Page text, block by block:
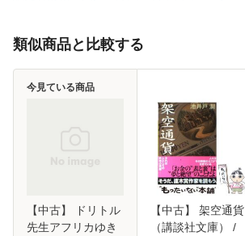
類似商品と比較する
【中古】 ドリトル
先生アフリカゆき
今見ている商品
【中古】 架空通貨
（講談社文庫） /